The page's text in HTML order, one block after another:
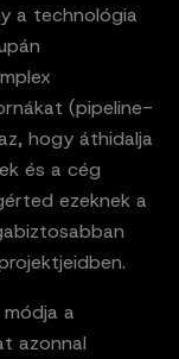
a technológia
(pipeline-
hogy áthidalja
és a cég
ezeknek a
a
azonnal